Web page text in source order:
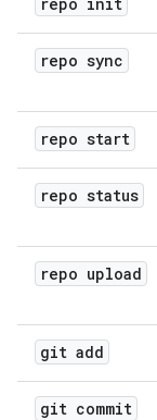
repo sync
repo start
repo status
repo upload
git add
git commit